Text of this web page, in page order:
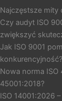
Najczęstsze mity
Czy audyt ISO
zwiększyć
Jak ISO 9001
Nowa norma ISO
45001:2018?
ISO 14001:2026